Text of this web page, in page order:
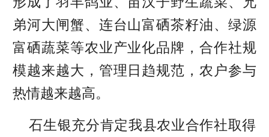
弟河大闸蟹、连台山富硒茶籽油、绿源
富硒蔬菜等农业产业化品牌，合作社规
模越来越大，管理日趋规范，农户参与
热情越来越高。
石生银充分肯定我县农业合作社取得